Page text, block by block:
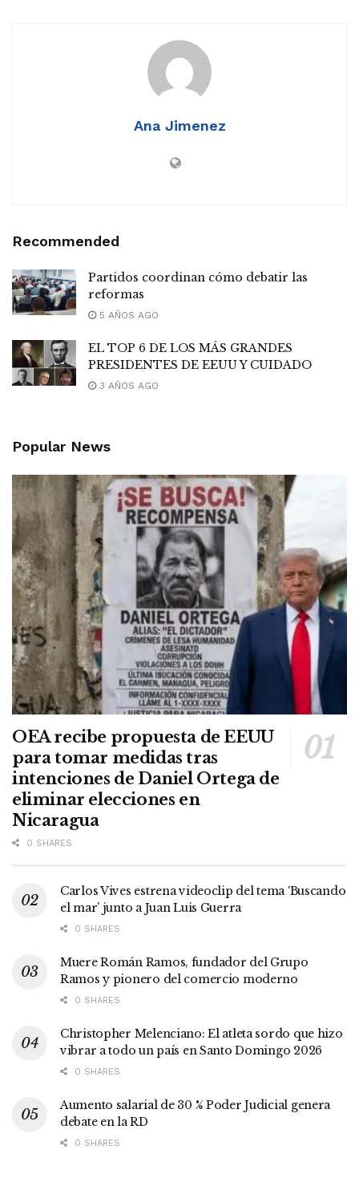
Ana Jimenez
Recommended
Partidos coordinan cómo debatir las
reformas
5 AÑOS AGO
EL TOP 6 DE LOS MÁS GRANDES
PRESIDENTES DE EEUU Y CUIDADO
3 AÑOS AGO
Popular News
OEA recibe propuesta de EEUU
para tomar medidas tras
intenciones de Daniel Ortega de
eliminar elecciones en
Nicaragua
0 SHARES
Carlos Vives estrena videoclip del tema ‘Buscando
el mar’ junto a Juan Luis Guerra
0 SHARES
Muere Román Ramos, fundador del Grupo
Ramos y pionero del comercio moderno
0 SHARES
Christopher Melenciano: El atleta sordo que hizo
vibrar a todo un país en Santo Domingo 2026
0 SHARES
Aumento salarial de 30 % Poder Judicial genera
debate en la RD
0 SHARES